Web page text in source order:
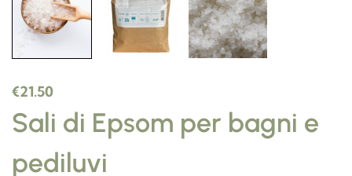
€21.50
Sali di Epsom per bagni e
pediluvi